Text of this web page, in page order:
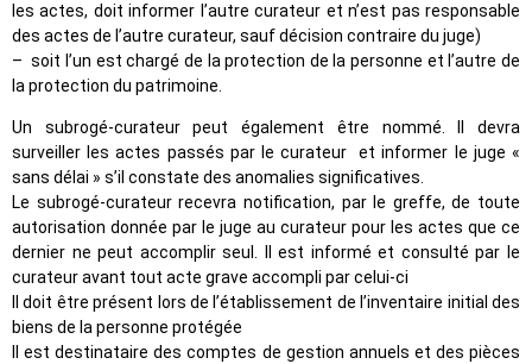
les actes, doit informer l’autre curateur et n’est pas responsable
des actes de l’autre curateur, sauf décision contraire du juge)
– soit l’un est chargé de la protection de la personne et l’autre de
la protection du patrimoine.
Un subrogé-curateur peut également être nommé. Il devra
surveiller les actes passés par le curateur et informer le juge «
sans délai » s’il constate des anomalies significatives.
Le subrogé-curateur recevra notification, par le greffe, de toute
autorisation donnée par le juge au curateur pour les actes que ce
dernier ne peut accomplir seul. Il est informé et consulté par le
curateur avant tout acte grave accompli par celui-ci
Il doit être présent lors de l’établissement de l’inventaire initial des
biens de la personne protégée
Il est destinataire des comptes de gestion annuels et des pièces